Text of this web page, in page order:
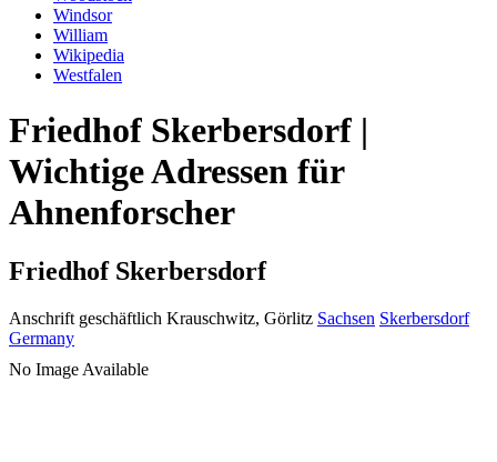
Windsor
William
Wikipedia
Westfalen
Friedhof Skerbersdorf |
Wichtige Adressen für
Ahnenforscher
Friedhof Skerbersdorf
Anschrift geschäftlich Krauschwitz, Görlitz Sachsen Skerbersdorf
Germany
No Image Available